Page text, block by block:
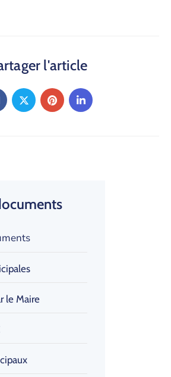
le Maire
l'article